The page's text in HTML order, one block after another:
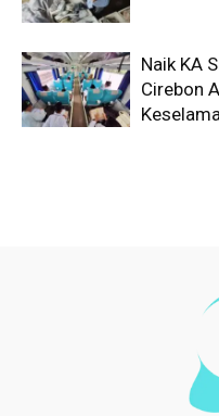
Naik KA
Cirebon